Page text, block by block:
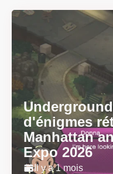
d'énigmes
Manhattan
Expo 2026
Il y a 1 mois